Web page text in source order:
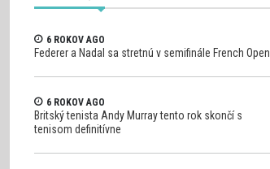
6 ROKOV AGO
Federer a Nadal sa stretnú v semifinále French Open
6 ROKOV AGO
Britský tenista Andy Murray tento rok skončí s
tenisom definitívne